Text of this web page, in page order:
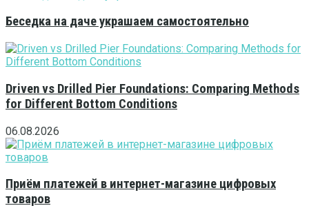
Беседка на даче украшаем самостоятельно
Driven vs Drilled Pier Foundations: Comparing Methods
for Different Bottom Conditions
06.08.2026
Приём платежей в интернет-магазине цифровых
товаров